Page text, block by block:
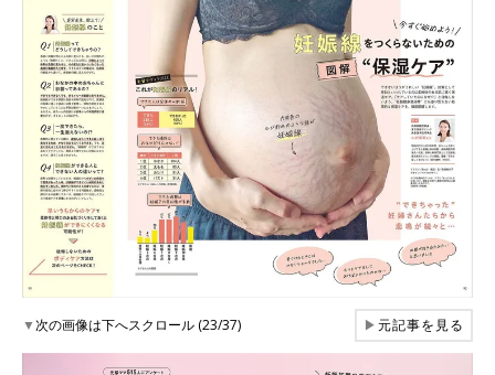
▼次の画像は下へスクロール (23/37) ▶元記事を見る